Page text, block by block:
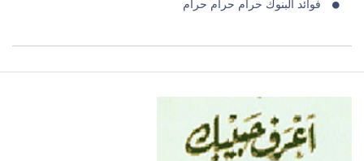
فوائد البنوك حرام حرام حرام
حكم الجيلاتين الحيوانى
العرف